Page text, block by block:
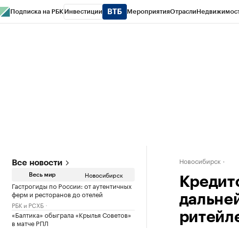
Подписка на РБК Инвестиции МероприятияОтрасли
Все новости
Весь мир Новосибирск
Гастрогиды по России: от аутентичных
ферм и ресторанов до отелей
РБК и РСХБ
«Балтика» обыграла «Крылья Советов»
в матче РПЛ
Новосибирск